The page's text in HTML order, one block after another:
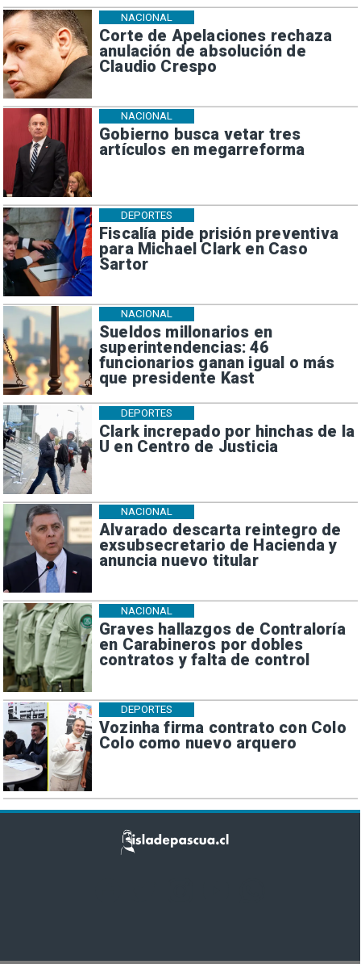
Corte de Apelaciones rechaza
anulación de absolución de
Claudio Crespo
NACIONAL
Gobierno busca vetar tres
artículos en megarreforma
NACIONAL
Fiscalía pide prisión preventiva
para Michael Clark en Caso
Sartor
DEPORTES
Sueldos millonarios en
superintendencias: 46
funcionarios ganan igual o más
que presidente Kast
NACIONAL
Clark increpado por hinchas de la
U en Centro de Justicia
DEPORTES
Alvarado descarta reintegro de
exsubsecretario de Hacienda y
anuncia nuevo titular
NACIONAL
Graves hallazgos de Contraloría
en Carabineros por dobles
contratos y falta de control
NACIONAL
Vozinha firma contrato con Colo
Colo como nuevo arquero
DEPORTES